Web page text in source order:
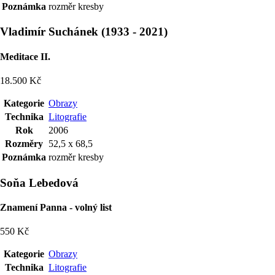
Poznámka rozměr kresby
Vladimír Suchánek (1933 - 2021)
Meditace II.
18.500 Kč
Kategorie Obrazy
Technika Litografie
Rok
2006
Rozměry 52,5 x 68,5
Poznámka rozměr kresby
Soňa Lebedová
Znamení Panna - volný list
550 Kč
Kategorie Obrazy
Technika Litografie